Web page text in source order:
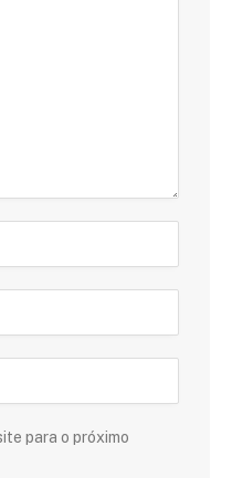
para o próximo